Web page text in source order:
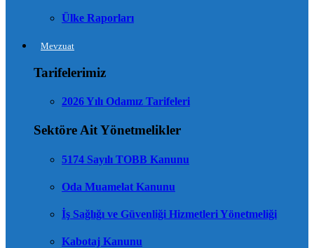
Ülke Raporları
Mevzuat
Tarifelerimiz
2026 Yılı Odamız Tarifeleri
Sektöre Ait Yönetmelikler
5174 Sayılı TOBB Kanunu
Oda Muamelat Kanunu
İş Sağlığı ve Güvenliği Hizmetleri Yönetmeliği
Kabotaj Kanunu